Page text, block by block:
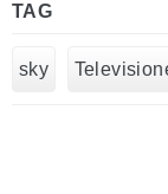
TAG
sky